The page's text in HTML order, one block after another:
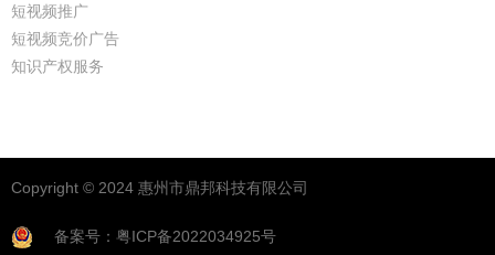
短视频推广
短视频竞价广告
知识产权服务
Copyright © 2024 惠州市鼎邦科技有限公司
备案号：粤ICP备2022034925号